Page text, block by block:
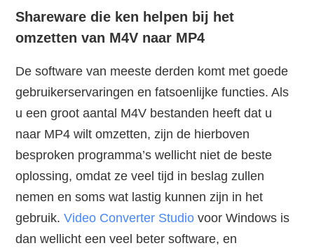
Shareware die ken helpen bij het
omzetten van M4V naar MP4
De software van meeste derden komt met goede
gebruikerservaringen en fatsoenlijke functies. Als
u een groot aantal M4V bestanden heeft dat u
naar MP4 wilt omzetten, zijn de hierboven
besproken programma’s wellicht niet de beste
oplossing, omdat ze veel tijd in beslag zullen
nemen en soms wat lastig kunnen zijn in het
gebruik.Video Converter Studio voor Windows is
dan wellicht een veel beter software, en